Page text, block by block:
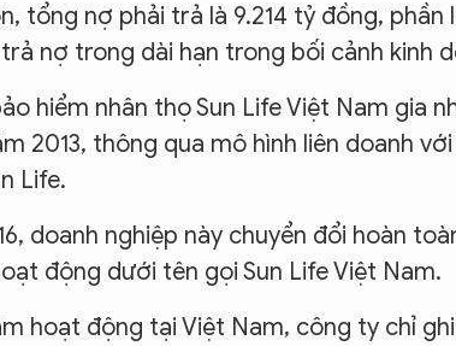
tổng nợ phải trả là 9.214 tỷ đồng, phần
nợ trong dài hạn trong bối cảnh kinh
hiểm nhân thọ Sun Life Việt Nam gia
2013, thông qua mô hình liên doanh
Life.
doanh nghiệp này chuyển đổi hoàn
động dưới tên gọi Sun Life Việt Nam.
hoạt động tại Việt Nam, công ty chỉ